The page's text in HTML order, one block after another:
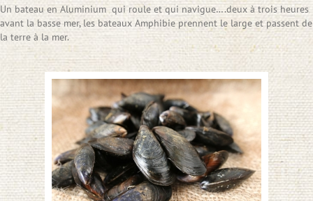
Un bateau en Aluminium qui roule et qui navigue….deux à trois heures
avant la basse mer, les bateaux Amphibie prennent le large et passent de
la terre à la mer.